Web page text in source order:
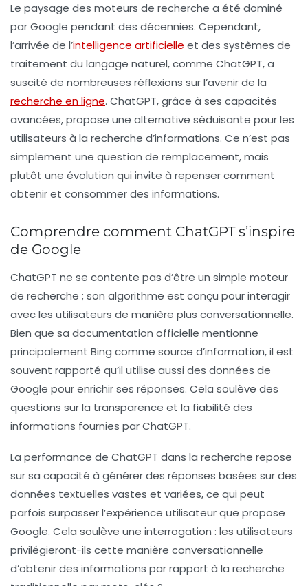
Le paysage des moteurs de recherche a été dominé
par Google pendant des décennies. Cependant,
l’arrivée de l’intelligence artificielle et des systèmes de
traitement du langage naturel, comme ChatGPT, a
suscité de nombreuses réflexions sur l’avenir de la
recherche en ligne. ChatGPT, grâce à ses capacités
avancées, propose une alternative séduisante pour les
utilisateurs à la recherche d’informations. Ce n’est pas
simplement une question de remplacement, mais
plutôt une évolution qui invite à repenser comment
obtenir et consommer des informations.
Comprendre comment ChatGPT s’inspire
de Google
ChatGPT ne se contente pas d’être un simple moteur
de recherche ; son algorithme est conçu pour interagir
avec les utilisateurs de manière plus conversationnelle.
Bien que sa documentation officielle mentionne
principalement Bing comme source d’information, il est
souvent rapporté qu’il utilise aussi des données de
Google pour enrichir ses réponses. Cela soulève des
questions sur la transparence et la fiabilité des
informations fournies par ChatGPT.
La performance de ChatGPT dans la recherche repose
sur sa capacité à générer des réponses basées sur des
données textuelles vastes et variées, ce qui peut
parfois surpasser l’expérience utilisateur que propose
Google. Cela soulève une interrogation : les utilisateurs
privilégieront-ils cette manière conversationnelle
d’obtenir des informations par rapport à la recherche